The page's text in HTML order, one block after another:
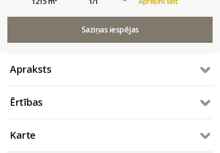
Saziņas iespējas
Apraksts
Ērtības
Karte